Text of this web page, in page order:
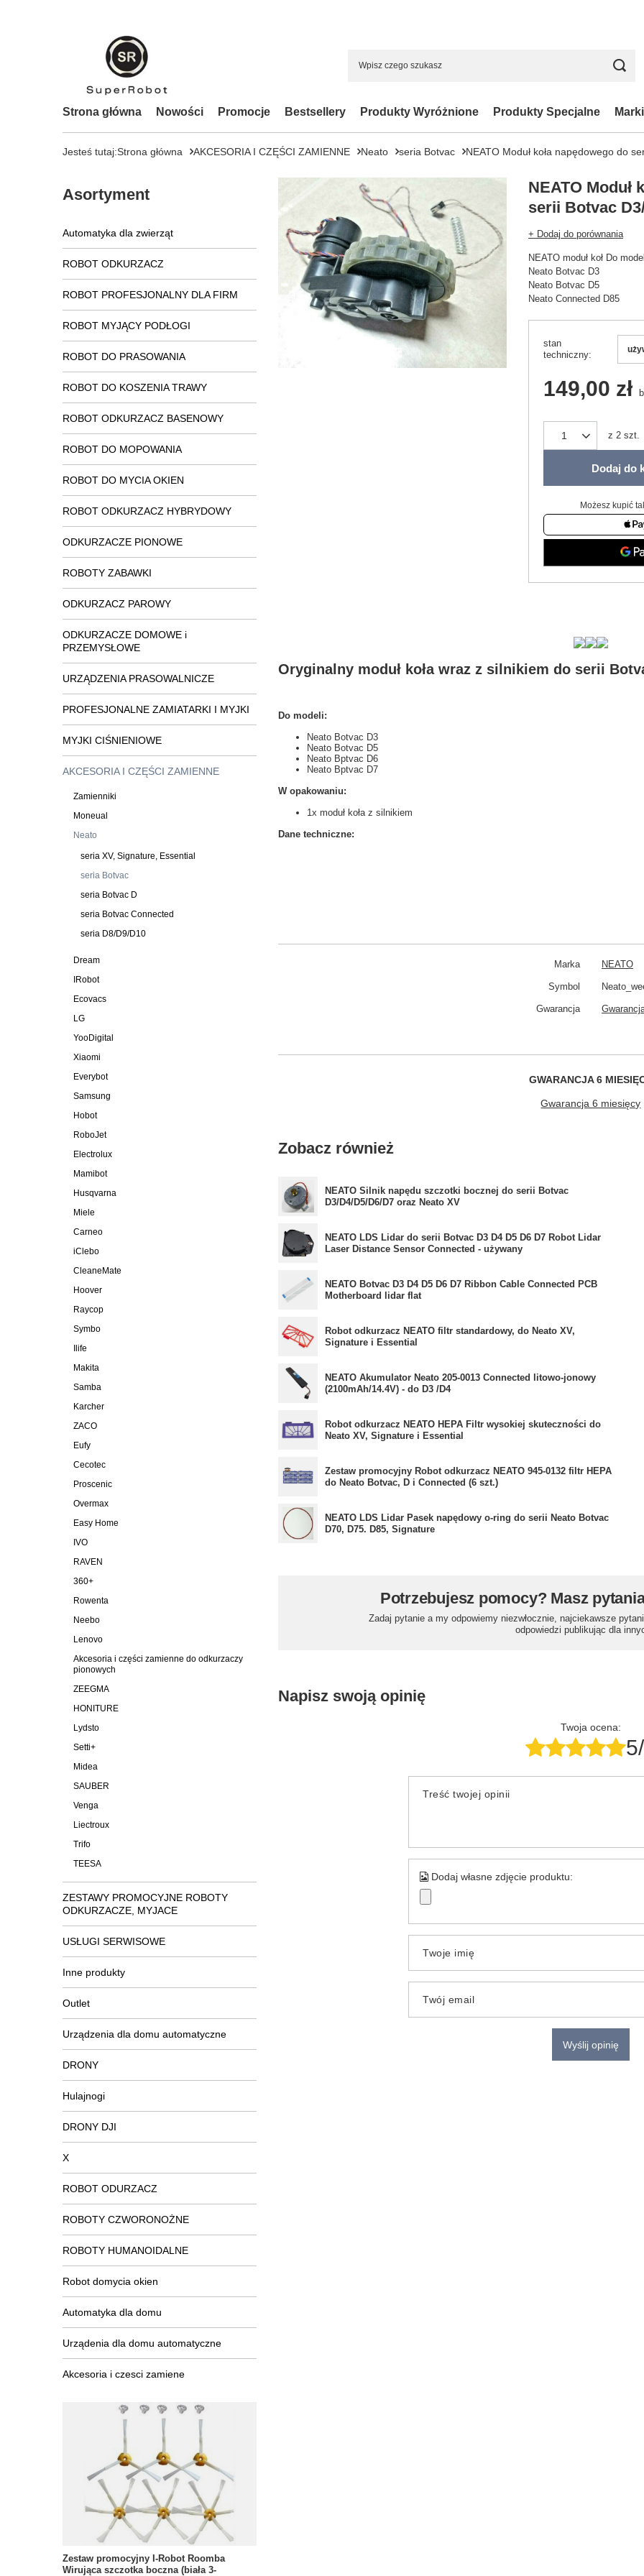
Strona główna Nowości Promocje Bestsellery Produkty Wyróżnione Produkty Specjalne Marki
Jesteś tutaj:Strona główna AKCESORIA I CZĘŚCI ZAMIENNE Neato seria Botvac NEATO Moduł koła napędowego do
Asortyment
Automatyka dla zwierząt
ROBOT ODKURZACZ
ROBOT PROFESJONALNY DLA FIRM
ROBOT MYJĄCY PODŁOGI
ROBOT DO PRASOWANIA
ROBOT DO KOSZENIA TRAWY
ROBOT ODKURZACZ BASENOWY
ROBOT DO MOPOWANIA
ROBOT DO MYCIA OKIEN
ROBOT ODKURZACZ HYBRYDOWY
ODKURZACZE PIONOWE
ROBOTY ZABAWKI
ODKURZACZ PAROWY
ODKURZACZE DOMOWE i
PRZEMYSŁOWE
URZĄDZENIA PRASOWALNICZE
PROFESJONALNE ZAMIATARKI I MYJKI
MYJKI CIŚNIENIOWE
AKCESORIA I CZĘŚCI ZAMIENNE
Zamienniki
Moneual
Neato
seria XV, Signature, Essential
seria Botvac
seria Botvac D
seria Botvac Connected
seria D8/D9/D10
Dream
IRobot
Ecovacs
LG
YooDigital
Xiaomi
Everybot
Samsung
Hobot
RoboJet
Electrolux
Mamibot
Husqvarna
Miele
Carneo
iClebo
CleaneMate
Hoover
Raycop
Symbo
Ilife
Makita
Samba
Karcher
ZACO
Eufy
Cecotec
Proscenic
Overmax
Easy Home
IVO
RAVEN
360+
Rowenta
Neebo
Lenovo
Akcesoria i części zamienne do odkurzaczy
pionowych
ZEEGMA
HONITURE
Lydsto
Setti+
Midea
SAUBER
Venga
Liectroux
Trifo
TEESA
ZESTAWY PROMOCYJNE ROBOTY
ODKURZACZE, MYJACE
USŁUGI SERWISOWE
Inne produkty
Outlet
Urządzenia dla domu automatyczne
DRONY
Hulajnogi
DRONY DJI
X
ROBOT ODURZACZ
ROBOTY CZWORONOŻNE
ROBOTY HUMANOIDALNE
Robot domycia okien
Automatyka dla domu
Urządenia dla domu automatyczne
Akcesoria i czesci zamiene
Zestaw promocyjny I-Robot Roomba
Wirująca szczotka boczna (biała 3-
NEATO Moduł
serii Botvac
+ Dodaj do porównania
NEATO moduł koł Do
Neato Botvac D3
Neato Botvac D5
Neato Connected D85
stan
techniczny
149,00 zł
z 2 szt.
Dodaj do
Możesz kupić
Oryginalny moduł koła wraz z silnikiem do serii
Do modeli:
Neato Botvac D3
Neato Botvac D5
Neato Bptvac D6
Neato Bptvac D7
W opakowaniu:
1x moduł koła z silnikiem
Dane techniczne:
Marka NEATO
Symbol
Gwarancja
GWARANCJA 6
Gwarancja 6 miesięcy
Zobacz również
NEATO Silnik napędu szczotki bocznej do serii Botvac
D3/D4/D5/D6/D7 oraz Neato XV
NEATO LDS Lidar do serii Botvac D3 D4 D5 D6 D7 Robot Lidar
Laser Distance Sensor Connected - używany
NEATO Botvac D3 D4 D5 D6 D7 Ribbon Cable Connected PCB
Motherboard lidar flat
Robot odkurzacz NEATO filtr standardowy, do Neato XV,
Signature i Essential
NEATO Akumulator Neato 205-0013 Connected litowo-jonowy
(2100mAh/14.4V) - do D3 /D4
Robot odkurzacz NEATO HEPA Filtr wysokiej skuteczności do
Neato XV, Signature i Essential
Zestaw promocyjny Robot odkurzacz NEATO 945-0132 filtr HEPA
do Neato Botvac, D i Connected (6 szt.)
NEATO LDS Lidar Pasek napędowy o-ring do serii Neato Botvac
D70, D75. D85, Signature
Potrzebujesz pomocy? Masz
Zadaj pytanie a my odpowiemy niezwłocznie, najciekawsze
odpowiedzi publikując dla
Napisz swoją opinię
Twoja ocena:
Treść twojej opinii
Dodaj własne zdjęcie produktu:
Twoje imię
Twój email
Wyślij opinię